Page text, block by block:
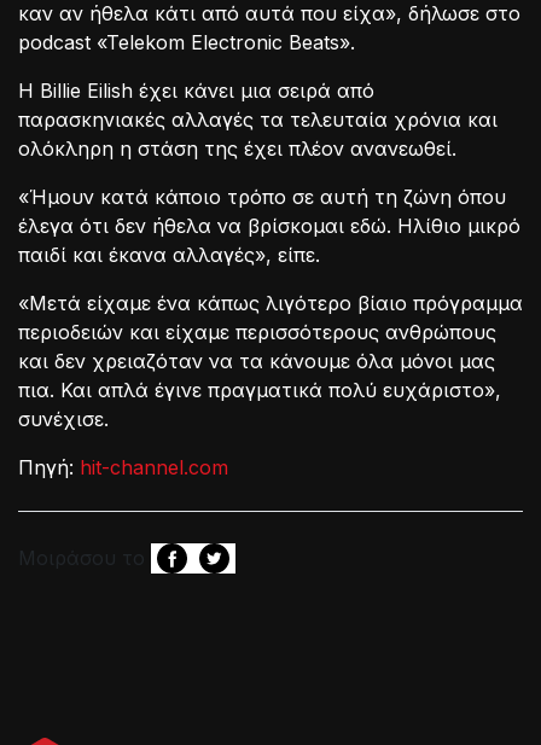
καν αν ήθελα κάτι από αυτά που είχα», δήλωσε στο
podcast «Telekom Electronic Beats».
Η Billie Eilish έχει κάνει μια σειρά από
παρασκηνιακές αλλαγές τα τελευταία χρόνια και
ολόκληρη η στάση της έχει πλέον ανανεωθεί.
«Ήμουν κατά κάποιο τρόπο σε αυτή τη ζώνη όπου
έλεγα ότι δεν ήθελα να βρίσκομαι εδώ. Ηλίθιο μικρό
παιδί και έκανα αλλαγές», είπε.
«Μετά είχαμε ένα κάπως λιγότερο βίαιο πρόγραμμα
περιοδειών και είχαμε περισσότερους ανθρώπους
και δεν χρειαζόταν να τα κάνουμε όλα μόνοι μας
πια. Και απλά έγινε πραγματικά πολύ ευχάριστο»,
συνέχισε.
Πηγή: hit-channel.com
Μοιράσου το